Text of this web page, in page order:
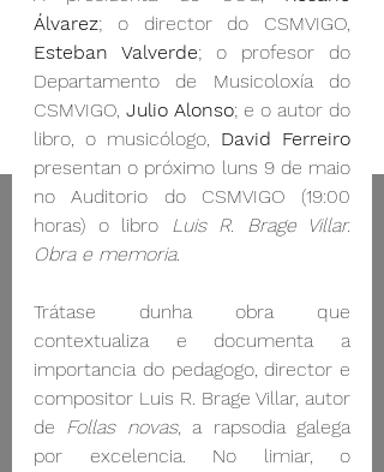
Álvarez
Esteban Valverde; o profesor do
Departamento de Musicoloxía do
CSMVIGO, Julio Alonso; e o autor do
libro, o musicólogo, David Ferreiro
presentan o próximo luns 9 de maio
no Auditorio do CSMVIGO (19:00
horas) o libro Luis R. Brage Villar.
Obra e memoria.
Trátase dunha obra que
contextualiza e documenta a
importancia do pedagogo, director e
compositor Luis R. Brage Villar, autor
de Follas novas, a rapsodia galega
por excelencia. No limiar, o